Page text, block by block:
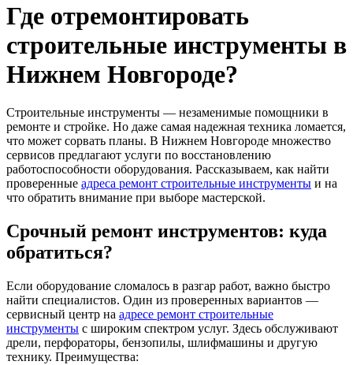
Где отремонтировать
строительные инструменты в
Нижнем Новгороде?
Строительные инструменты — незаменимые помощники в
ремонте и стройке. Но даже самая надежная техника ломается,
что может сорвать планы. В Нижнем Новгороде множество
сервисов предлагают услуги по восстановлению
работоспособности оборудования. Рассказываем, как найти
проверенные адреса ремонт строительные инструменты и на
что обратить внимание при выборе мастерской.
Срочный ремонт инструментов: куда
обратиться?
Если оборудование сломалось в разгар работ, важно быстро
найти специалистов. Один из проверенных вариантов —
сервисный центр на адресе ремонт строительные
инструменты с широким спектром услуг. Здесь обслуживают
дрели, перфораторы, бензопилы, шлифмашины и другую
технику. Преимущества: